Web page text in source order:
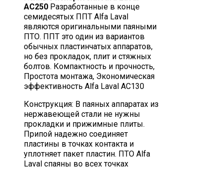
AC250 Разработанные в конце
семидесятых ППТ Alfa Laval
являются оригинальными па­яными
ПТО. ППТ это один из вариантов
обычных пластинчатых аппаратов,
но без прокладок, плит и стяжных
болтов. Компактность и прочность,
Простота монтажа, Экономическая
эффективность Alfa Laval AC130
Конструкция: В паяных аппаратах из
нержавеющей стали не нуж­ны
прокладки и прижимные плиты.
Припой надежно соеди­няет
пластины в точках контакта и
уплотняет пакет пластин. ПТО Alfa
Laval спаяны во всех точках